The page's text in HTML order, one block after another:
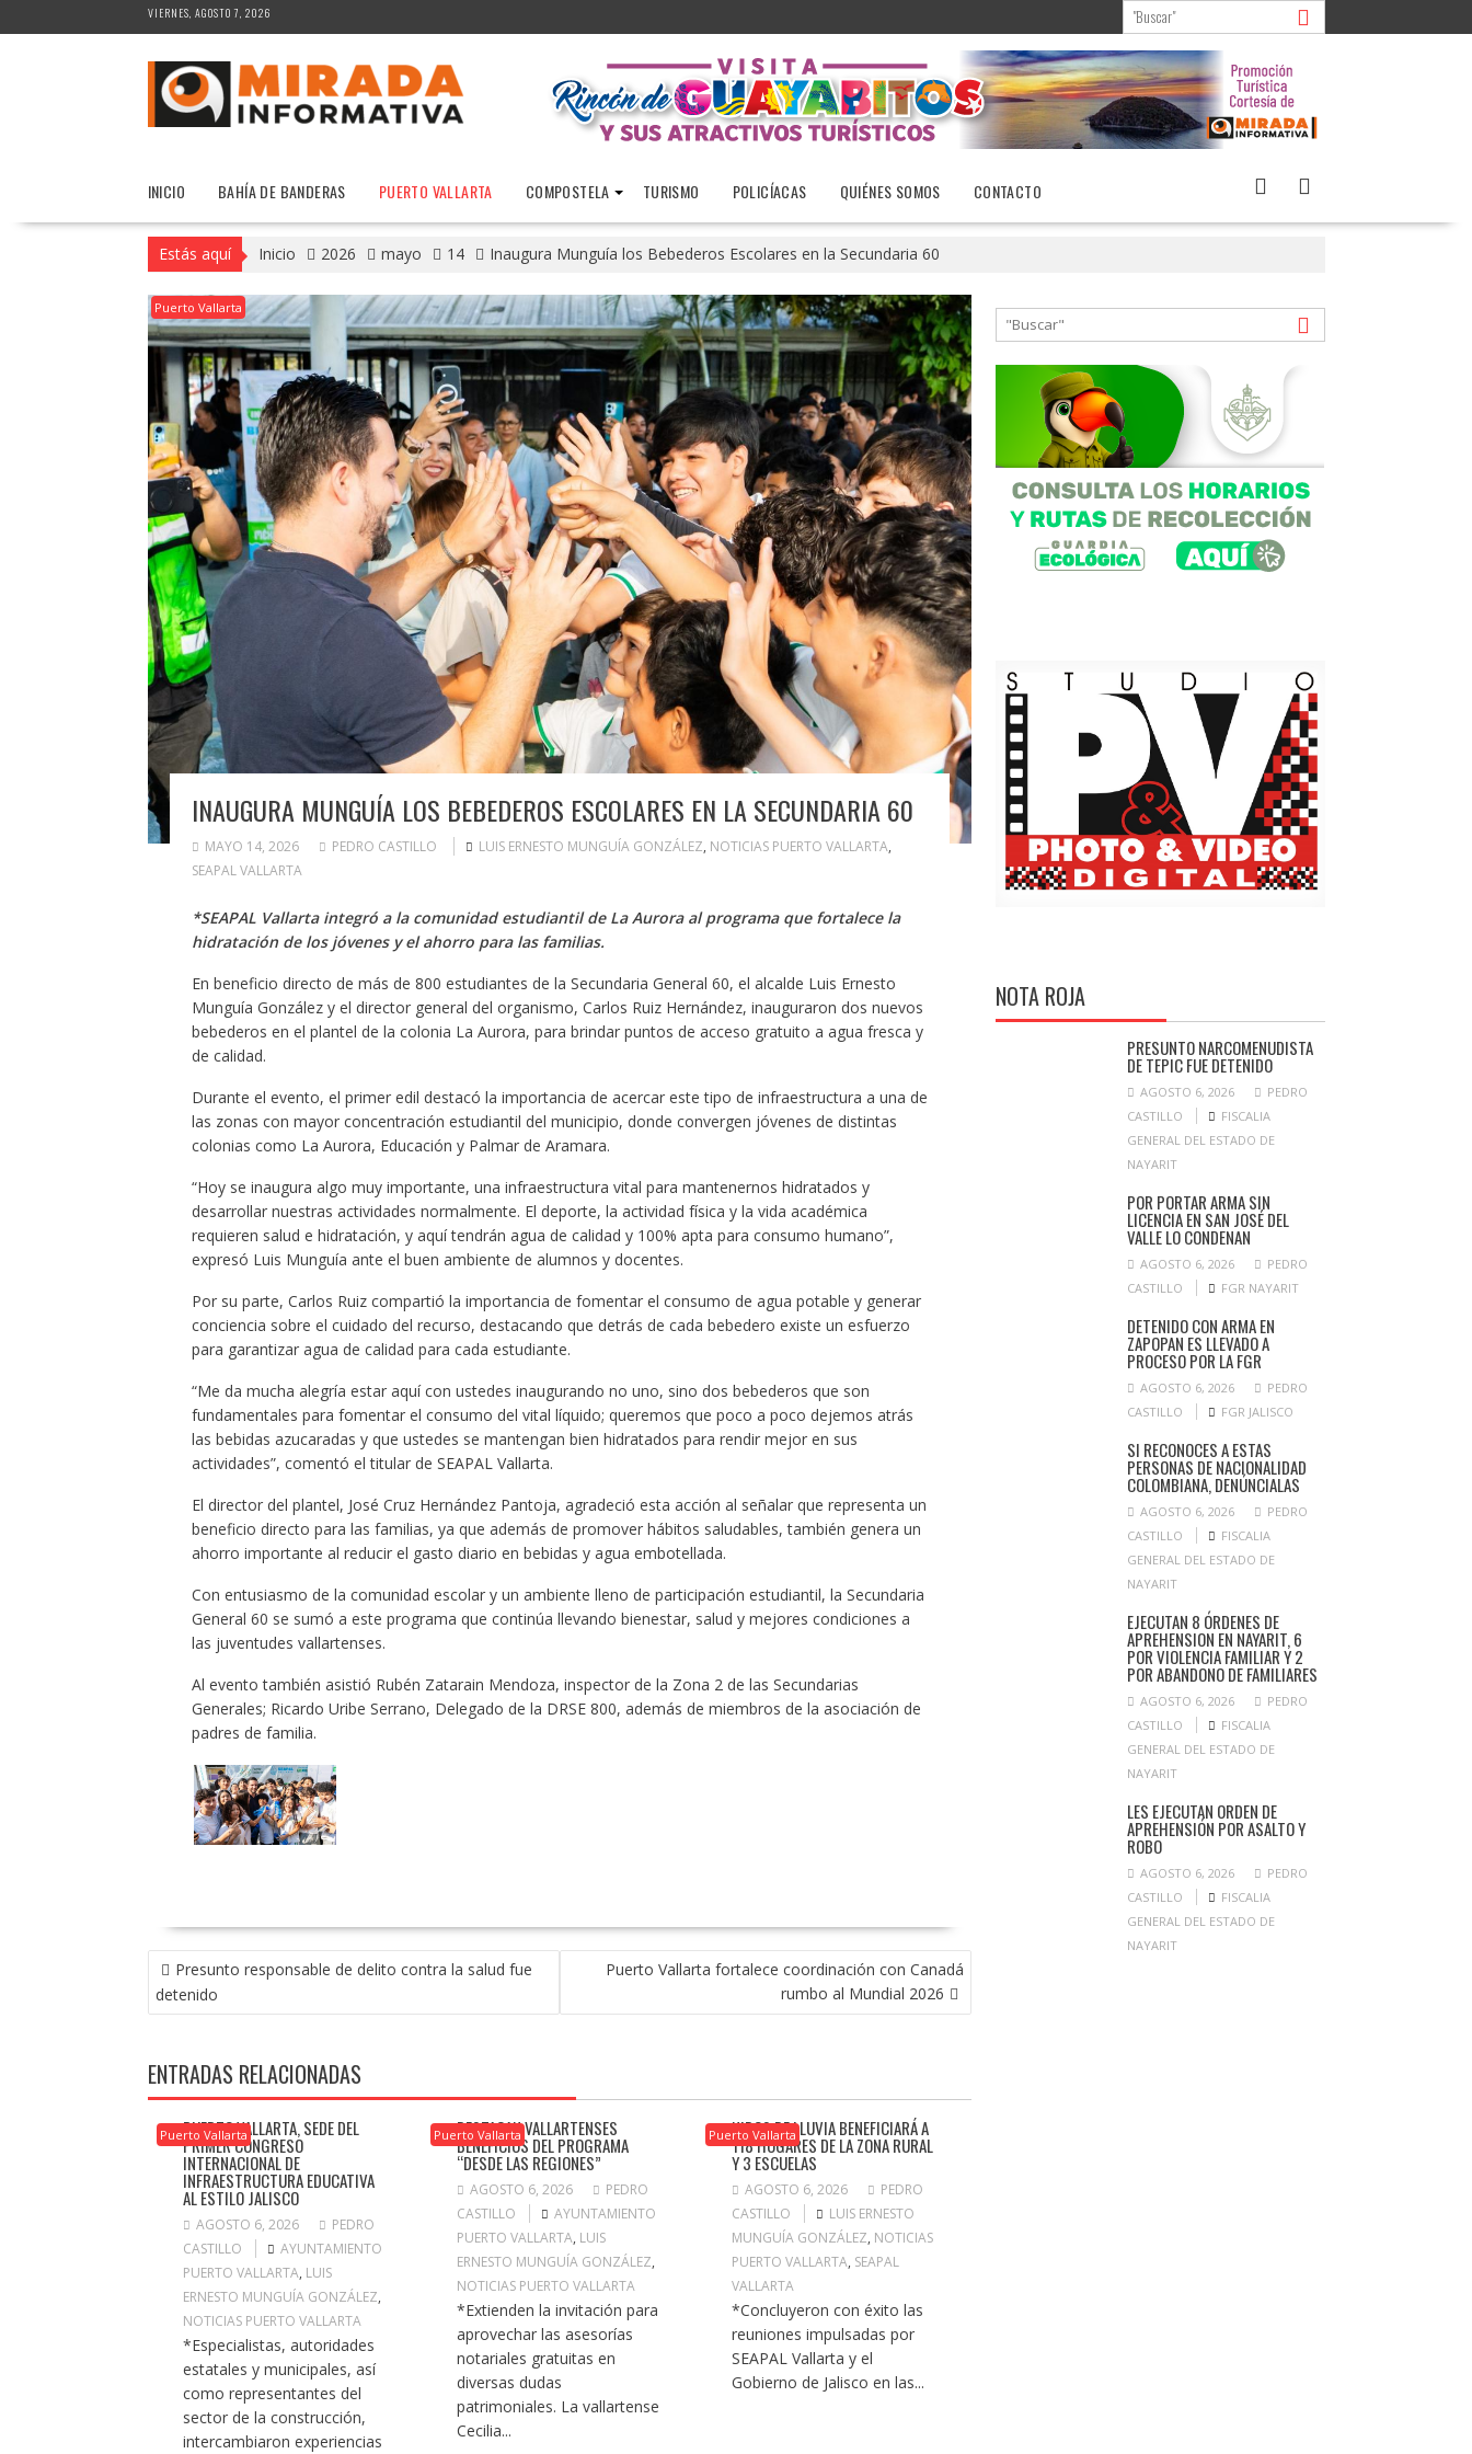
al
VIERNES, AGOSTO 7, 2026
INICIO BAHÍA DE BANDERAS PUERTO VALLARTA COMPOSTELA TURISMO POLICÍACAS QUIÉNES SOMOS CONTACTO
Estás aquí Inicio 2026 mayo 14 Inaugura Munguía los Bebederos Escolares en la Secundaria 60
Puerto Vallarta
INAUGURA MUNGUÍA LOS BEBEDEROS ESCOLARES EN LA SECUNDARIA 60
MAYO 14, 2026 PEDRO CASTILLO LUIS ERNESTO MUNGUÍA GONZÁLEZ, NOTICIAS PUERTO VALLARTA,
SEAPAL VALLARTA
*SEAPAL Vallarta integró a la comunidad estudiantil de La Aurora al programa que fortalece la
hidratación de los jóvenes y el ahorro para las familias.
En beneficio directo de más de 800 estudiantes de la Secundaria General 60, el alcalde Luis Ernesto
Munguía González y el director general del organismo, Carlos Ruiz Hernández, inauguraron dos nuevos
bebederos en el plantel de la colonia La Aurora, para brindar puntos de acceso gratuito a agua fresca y
de calidad.
Durante el evento, el primer edil destacó la importancia de acercar este tipo de infraestructura a una de
las zonas con mayor concentración estudiantil del municipio, donde convergen jóvenes de distintas
colonias como La Aurora, Educación y Palmar de Aramara.
“Hoy se inaugura algo muy importante, una infraestructura vital para mantenernos hidratados y
desarrollar nuestras actividades normalmente. El deporte, la actividad física y la vida académica
requieren salud e hidratación, y aquí tendrán agua de calidad y 100% apta para consumo humano”,
expresó Luis Munguía ante el buen ambiente de alumnos y docentes.
Por su parte, Carlos Ruiz compartió la importancia de fomentar el consumo de agua potable y generar
conciencia sobre el cuidado del recurso, destacando que detrás de cada bebedero existe un esfuerzo
para garantizar agua de calidad para cada estudiante.
“Me da mucha alegría estar aquí con ustedes inaugurando no uno, sino dos bebederos que son
fundamentales para fomentar el consumo del vital líquido; queremos que poco a poco dejemos atrás
las bebidas azucaradas y que ustedes se mantengan bien hidratados para rendir mejor en sus
actividades”, comentó el titular de SEAPAL Vallarta.
El director del plantel, José Cruz Hernández Pantoja, agradeció esta acción al señalar que representa un
beneficio directo para las familias, ya que además de promover hábitos saludables, también genera un
ahorro importante al reducir el gasto diario en bebidas y agua embotellada.
Con entusiasmo de la comunidad escolar y un ambiente lleno de participación estudiantil, la Secundaria
General 60 se sumó a este programa que continúa llevando bienestar, salud y mejores condiciones a
las juventudes vallartenses.
Al evento también asistió Rubén Zatarain Mendoza, inspector de la Zona 2 de las Secundarias
Generales; Ricardo Uribe Serrano, Delegado de la DRSE 800, además de miembros de la asociación de
padres de familia.
NAVEGACIÓN
DE
ENTRADAS
Presunto responsable de delito contra la salud fue
detenido
Puerto Vallarta fortalece coordinación con Canadá
rumbo al Mundial 2026
ENTRADAS RELACIONADAS
Puerto Vallarta
PUERTO VALLARTA, SEDE DEL
PRIMER CONGRESO
INTERNACIONAL DE
INFRAESTRUCTURA EDUCATIVA
AL ESTILO JALISCO
AGOSTO 6, 2026
PEDRO
CASTILLO
AYUNTAMIENTO
PUERTO VALLARTA, LUIS
ERNESTO MUNGUÍA GONZÁLEZ,
NOTICIAS PUERTO VALLARTA
*Especialistas, autoridades
estatales y municipales, así
como representantes del
sector de la construcción,
intercambiaron experiencias
Puerto Vallarta
DESTACAN VALLARTENSES
BENEFICIOS DEL PROGRAMA
“DESDE LAS REGIONES”
AGOSTO 6, 2026
PEDRO
CASTILLO
AYUNTAMIENTO
PUERTO VALLARTA, LUIS
ERNESTO MUNGUÍA GONZÁLEZ,
NOTICIAS PUERTO VALLARTA
*Extienden la invitación para
aprovechar las asesorías
notariales gratuitas en
diversas dudas
patrimoniales. La vallartense
Cecilia...
Puerto Vallarta
NIDOS DE LLUVIA BENEFICIARÁ A
118 HOGARES DE LA ZONA RURAL
Y 3 ESCUELAS
AGOSTO 6, 2026
PEDRO
CASTILLO
LUIS ERNESTO
MUNGUÍA GONZÁLEZ, NOTICIAS
PUERTO VALLARTA, SEAPAL
VALLARTA
*Concluyeron con éxito las
reuniones impulsadas por
SEAPAL Vallarta y el
Gobierno de Jalisco en las...
NOTA ROJA
PRESUNTO NARCOMENUDISTA
DE TEPIC FUE DETENIDO
AGOSTO 6, 2026
PEDRO
CASTILLO
FISCALIA
GENERAL DEL ESTADO DE
NAYARIT
POR PORTAR ARMA SIN
LICENCIA EN SAN JOSÉ DEL
VALLE LO CONDENAN
AGOSTO 6, 2026
PEDRO
CASTILLO
FGR NAYARIT
DETENIDO CON ARMA EN
ZAPOPAN ES LLEVADO A
PROCESO POR LA FGR
AGOSTO 6, 2026
PEDRO
CASTILLO
FGR JALISCO
SI RECONOCES A ESTAS
PERSONAS DE NACIONALIDAD
COLOMBIANA, DENÚNCIALAS
AGOSTO 6, 2026
PEDRO
CASTILLO
FISCALIA
GENERAL DEL ESTADO DE
NAYARIT
EJECUTAN 8 ÓRDENES DE
APREHENSION EN NAYARIT, 6
POR VIOLENCIA FAMILIAR Y 2
POR ABANDONO DE FAMILIARES
AGOSTO 6, 2026
PEDRO
CASTILLO
FISCALIA
GENERAL DEL ESTADO DE
NAYARIT
LES EJECUTAN ORDEN DE
APREHENSIÓN POR ASALTO Y
ROBO
AGOSTO 6, 2026
PEDRO
CASTILLO
FISCALIA
GENERAL DEL ESTADO DE
NAYARIT